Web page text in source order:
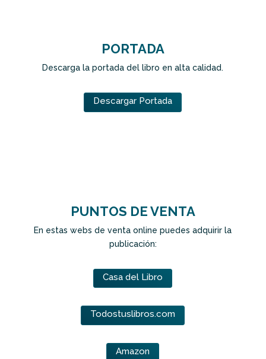
PORTADA
Descarga la portada del libro en alta calidad.
Descargar Portada
PUNTOS DE VENTA
En estas webs de venta online puedes adquirir la
publicación:
Casa del Libro
Todostuslibros.com
Amazon